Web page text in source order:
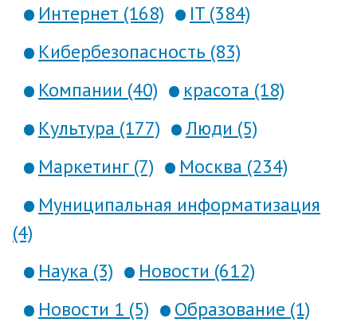
Интернет (168)
IT (384)
Кибербезопасность (83)
Компании (40)
красота (18)
Культура (177)
Люди (5)
Маркетинг (7)
Москва (234)
Муниципальная информатизация
(4)
Наука (3)
Новости (612)
Новости 1 (5)
Образование (1)